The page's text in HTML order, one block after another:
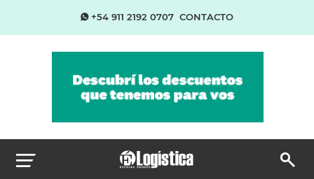
+54 911 2192 0707 CONTACTO